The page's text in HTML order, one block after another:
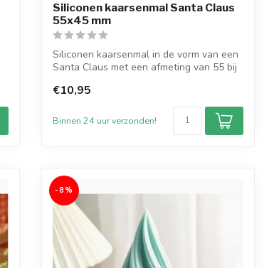
Siliconen kaarsenmal Santa Claus
55x45 mm
Siliconen kaarsenmal in de vorm van een
Santa Claus met een afmeting van 55 bij
€10,95
Binnen 24 uur verzonden!
-8%